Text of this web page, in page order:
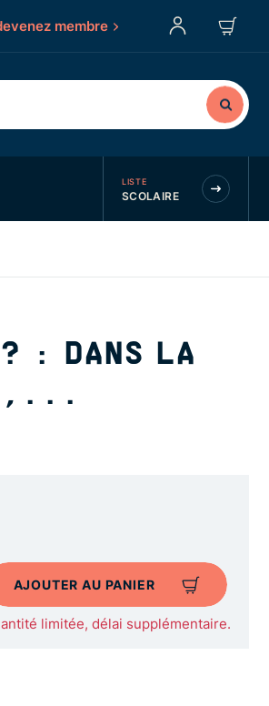
membre
LISTE
SCOLAIRE
? : DANS LA
AJOUTER AU PANIER
limitée, délai supplémentaire.